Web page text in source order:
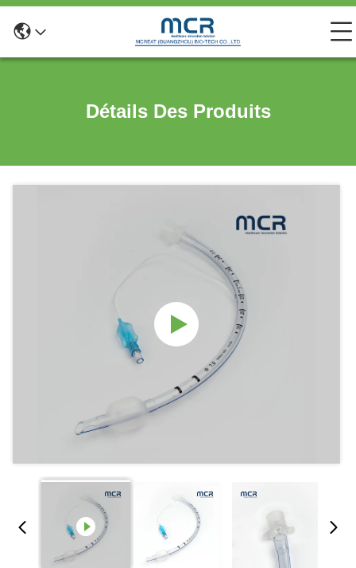
Détails Des Produits